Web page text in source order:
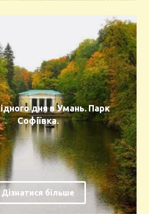
дня в Умань. Парк
Софіївка.
Дізнатися більше